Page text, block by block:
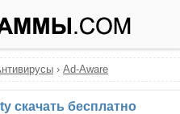
› Ad-Aware
скачать бесплатно